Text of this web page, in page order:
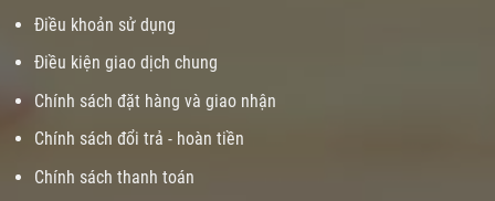
Điều khoản sử dụng
Điều kiện giao dịch chung
Chính sách đặt hàng và giao nhận
Chính sách đổi trả - hoàn tiền
Chính sách thanh toán